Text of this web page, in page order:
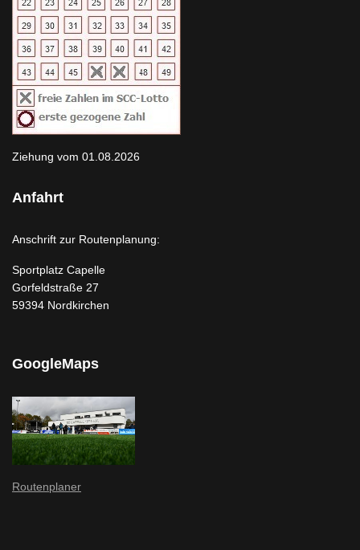
Ziehung vom 01.08.2026
Anfahrt
Anschrift zur Routenplanung:
Sportplatz Capelle
Gorfeldstraße 27
59394 Nordkirchen
GoogleMaps
Routenplaner